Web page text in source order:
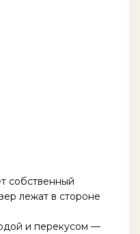
собственный
лежат в стороне
и перекусом —